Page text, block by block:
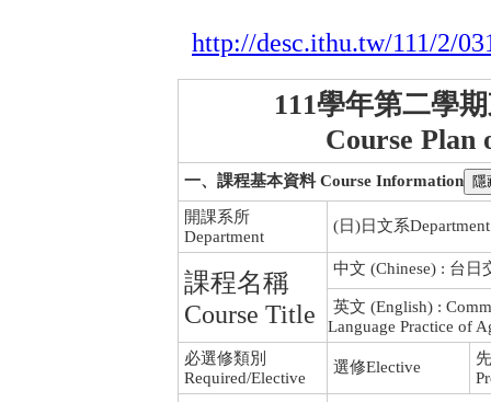
http://desc.ithu.tw/111/2/
111學年第二學
Course Plan
一、課程基本資料 Course Information
開課系所
Department
(日)日文系
課程名稱
Course Title
中文 (Chinese) : 台
英文 (English) :
Language Practice of
必選修類別
Required/Elective
選修Elective